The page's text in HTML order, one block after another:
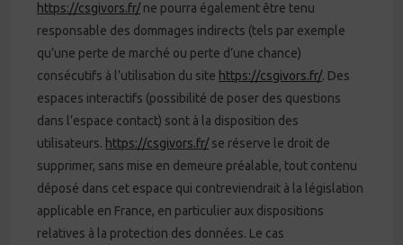
https://csgivors.fr/ne pourra également être tenu
responsable des dommages indirects (tels par exemple
qu’une perte de marché ou perte d’une chance)
consécutifs à l’utilisation du site https://csgivors.fr/. Des
espaces interactifs (possibilité de poser des questions
dans l’espace contact) sont à la disposition des
utilisateurs. https://csgivors.fr/se réserve le droit de
supprimer, sans mise en demeure préalable, tout contenu
déposé dans cet espace qui contreviendrait à la législation
applicable en France, en particulier aux dispositions
relatives à la protection des données. Le cas